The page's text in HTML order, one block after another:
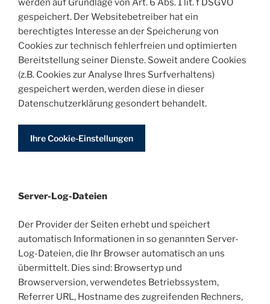
werden auf Grundlage von Art. 6 Abs. 1 lit. f DSGVO
gespeichert. Der Websitebetreiber hat ein
berechtigtes Interesse an der Speicherung von
Cookies zur technisch fehlerfreien und optimierten
Bereitstellung seiner Dienste. Soweit andere Cookies
(z.B. Cookies zur Analyse Ihres Surfverhaltens)
gespeichert werden, werden diese in dieser
Datenschutzerklärung gesondert behandelt.
Ihre Cookie-Einstellungen
Server-Log-Dateien
Der Provider der Seiten erhebt und speichert
automatisch Informationen in so genannten Server-
Log-Dateien, die Ihr Browser automatisch an uns
übermittelt. Dies sind: Browsertyp und
Browserversion, verwendetes Betriebssystem,
Referrer URL, Hostname des zugreifenden Rechners,